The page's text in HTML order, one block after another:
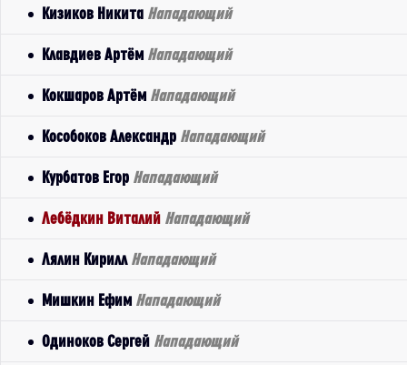
Кизиков Никита Нападающий
Клавдиев Артём Нападающий
Кокшаров Артём Нападающий
Кособоков Александр Нападающий
Курбатов Егор Нападающий
Лебёдкин Виталий Нападающий
Лялин Кирилл Нападающий
Мишкин Ефим Нападающий
Одиноков Сергей Нападающий